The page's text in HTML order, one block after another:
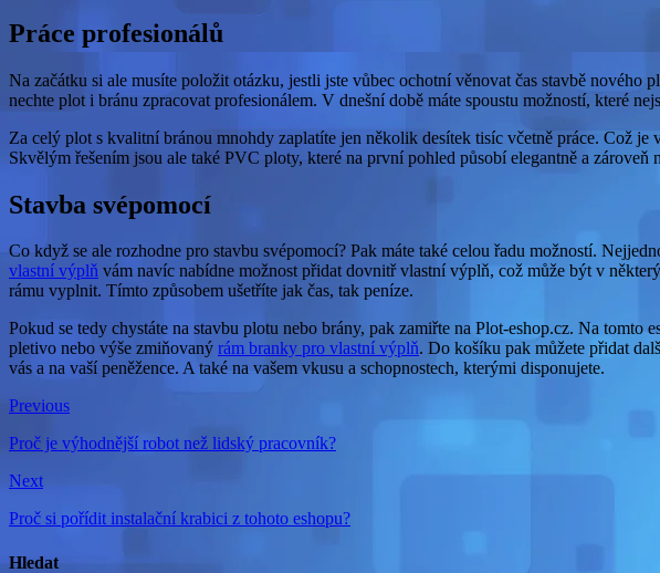
Práce profesionálů
Na začátku si ale musíte položit otázku, jestli jste vůbec ochotní věnovat čas stavbě nového
nechte plot i bránu zpracovat profesionálem. V dnešní době máte spoustu možností, které
Za celý plot s kvalitní bránou mnohdy zaplatíte jen několik desítek tisíc včetně práce. Což
Skvělým řešením jsou ale také PVC ploty, které na první pohled působí elegantně a
Stavba svépomocí
Co když se ale rozhodne pro stavbu svépomocí? Pak máte také celou řadu možností.
vlastní výplň vám navíc nabídne možnost přidat dovnitř vlastní výplň, což může být v
rámu vyplnit. Tímto způsobem ušetříte jak čas, tak peníze.
Pokud se tedy chystáte na stavbu plotu nebo brány, pak zamiřte na Plot-eshop.cz. Na
pletivo nebo výše zmiňovaný rám branky pro vlastní výplň. Do košíku pak můžete přidat
vás a na vaší peněžence. A také na vašem vkusu a schopnostech, kterými disponujete.
Previous
Proč je výhodnější robot než lidský pracovník?
Next
Proč si pořídit instalační krabici z tohoto eshopu?
Hledat